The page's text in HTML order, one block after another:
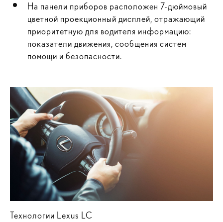
На панели приборов расположен 7-дюймовый
цветной проекционный дисплей, отражающий
приоритетную для водителя информацию:
показатели движения, сообщения систем
помощи и безопасности.
Технологии Lexus LC